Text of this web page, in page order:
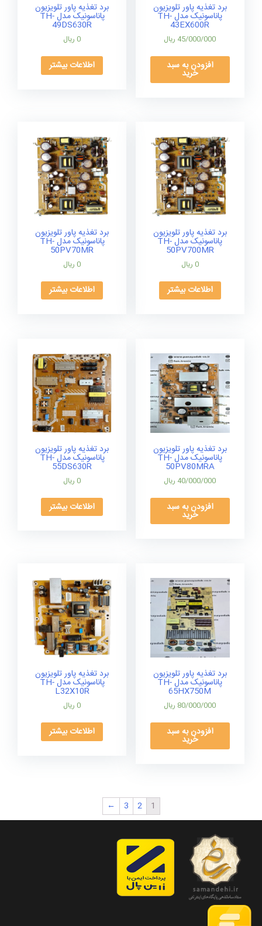
برد تغذیه پاور تلویزیون
پاناسونیک مدل TH-
43EX600R
45/000/000 ریال
افزودن به سبد
خرید
برد تغذیه پاور تلویزیون
پاناسونیک مدل TH-
49DS630R
0 ریال
اطلاعات بیشتر
برد تغذیه پاور تلویزیون
پاناسونیک مدل TH-
50PV700MR
0 ریال
اطلاعات بیشتر
برد تغذیه پاور تلویزیون
پاناسونیک مدل TH-
50PV70MR
0 ریال
اطلاعات بیشتر
برد تغذیه پاور تلویزیون
پاناسونیک مدل TH-
50PV80MRA
40/000/000 ریال
افزودن به سبد
خرید
برد تغذیه پاور تلویزیون
پاناسونیک مدل TH-
55DS630R
0 ریال
اطلاعات بیشتر
برد تغذیه پاور تلویزیون
پاناسونیک مدل TH-
65HX750M
80/000/000 ریال
افزودن به سبد
خرید
برد تغذیه پاور تلویزیون
پاناسونیک مدل TH-
L32X10R
0 ریال
اطلاعات بیشتر
1
2
3
←